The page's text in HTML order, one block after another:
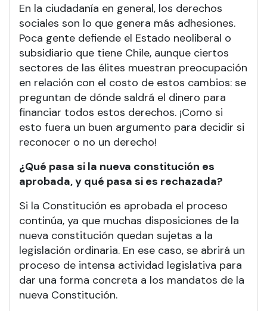
En la ciudadanía en general, los derechos
sociales son lo que genera más adhesiones.
Poca gente defiende el Estado neoliberal o
subsidiario que tiene Chile, aunque ciertos
sectores de las élites muestran preocupación
en relación con el costo de estos cambios: se
preguntan de dónde saldrá el dinero para
financiar todos estos derechos. ¡Como si
esto fuera un buen argumento para decidir si
reconocer o no un derecho!
¿Qué pasa si la nueva constitución es
aprobada, y qué pasa si es rechazada?
Si la Constitución es aprobada el proceso
continúa, ya que muchas disposiciones de la
nueva constitución quedan sujetas a la
legislación ordinaria. En ese caso, se abrirá un
proceso de intensa actividad legislativa para
dar una forma concreta a los mandatos de la
nueva Constitución.